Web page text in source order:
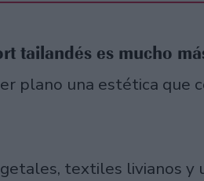
tailandés es mucho
plano una estética que
textiles livianos y